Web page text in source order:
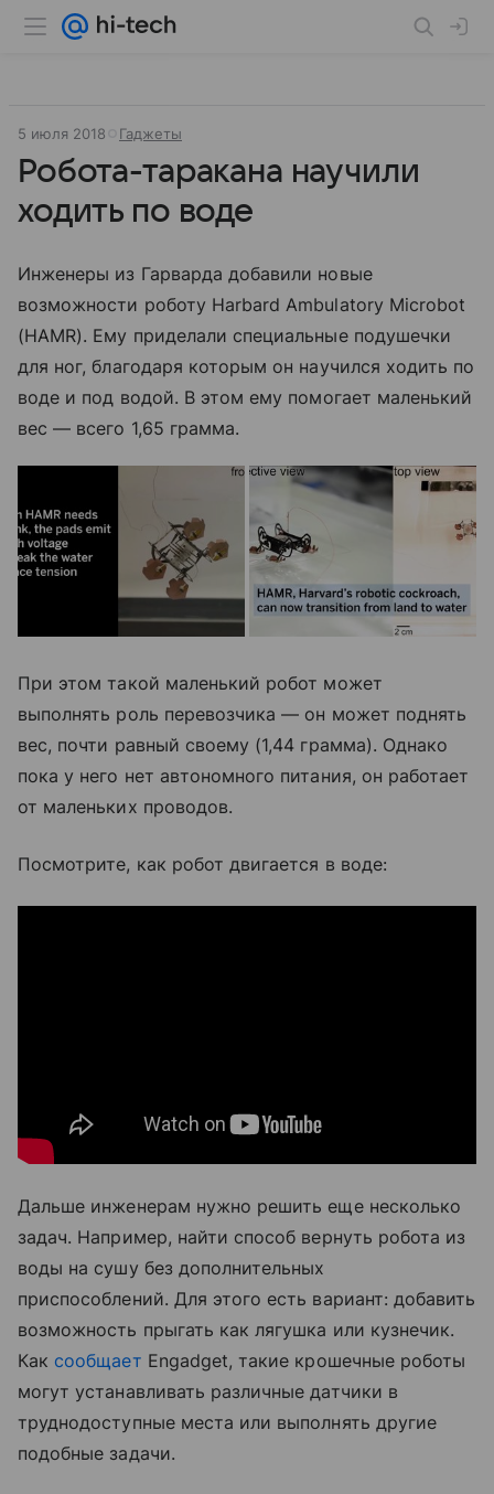
5 июля 2018 Гаджеты
Робота-таракана научили
ходить по воде
Инженеры из Гарварда добавили новые
возможности роботу Harbard Ambulatory Microbot
(HAMR). Ему приделали специальные подушечки
для ног, благодаря которым он научился ходить по
воде и под водой. В этом ему помогает маленький
вес — всего 1,65 грамма.
При этом такой маленький робот может
выполнять роль перевозчика — он может поднять
вес, почти равный своему (1,44 грамма). Однако
пока у него нет автономного питания, он работает
от маленьких проводов.
Посмотрите, как робот двигается в воде:
Дальше инженерам нужно решить еще несколько
задач. Например, найти способ вернуть робота из
воды на сушу без дополнительных
приспособлений. Для этого есть вариант: добавить
возможность прыгать как лягушка или кузнечик.
Каксообщает Engadget, такие крошечные роботы
могут устанавливать различные датчики в
труднодоступные места или выполнять другие
подобные задачи.